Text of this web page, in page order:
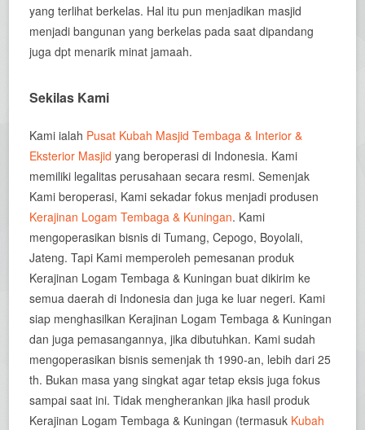
yang terlihat berkelas. Hal itu pun menjadikan masjid
menjadi bangunan yang berkelas pada saat dipandang
juga dpt menarik minat jamaah.
Sekilas Kami
Kami ialah Pusat Kubah Masjid Tembaga & Interior &
Eksterior Masjid yang beroperasi di Indonesia. Kami
memiliki legalitas perusahaan secara resmi. Semenjak
Kami beroperasi, Kami sekadar fokus menjadi produsen
Kerajinan Logam Tembaga & Kuningan. Kami
mengoperasikan bisnis di Tumang, Cepogo, Boyolali,
Jateng. Tapi Kami memperoleh pemesanan produk
Kerajinan Logam Tembaga & Kuningan buat dikirim ke
semua daerah di Indonesia dan juga ke luar negeri. Kami
siap menghasilkan Kerajinan Logam Tembaga & Kuningan
dan juga pemasangannya, jika dibutuhkan. Kami sudah
mengoperasikan bisnis semenjak th 1990-an, lebih dari 25
th. Bukan masa yang singkat agar tetap eksis juga fokus
sampai saat ini. Tidak mengherankan jika hasil produk
Kerajinan Logam Tembaga & Kuningan (termasuk Kubah